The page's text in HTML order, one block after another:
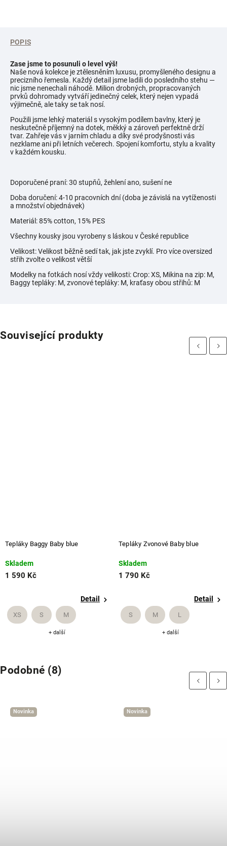
POPIS
Zase jsme to posunuli o level výš!
Naše nová kolekce je ztělesněním luxusu, promyšleného designu a
precizního řemesla. Každý detail jsme ladili do posledního stehu —
nic jsme nenechali náhodě. Milion drobných, propracovaných
prvků dohromady vytváří jedinečný celek, který nejen vypadá
výjimečně, ale taky se tak nosí.
Použili jsme lehký materiál s vysokým podílem bavlny, který je
neskutečně příjemný na dotek, měkký a zároveň perfektně drží
tvar. Zahřeje vás v jarním chladu a díky své prodyšnosti vás
nezklame ani při letních večerech. Spojení komfortu, stylu a kvality
v každém kousku.
Doporučené praní: 30 stupňů, žehlení ano, sušení ne
Doba doručení: 4-10 pracovních dní (doba je závislá na vytíženosti
a množství objednávek)
Materiál: 85% cotton, 15% PES
Všechny kousky jsou vyrobeny s láskou v České republice
Velikost: Velikost běžně sedí tak, jak jste zvyklí. Pro více oversized
střih zvolte o velikost větší
Modelky na fotkách nosí vždy velikosti:Crop: XS, Mikina na zip: M,
Baggy tepláky: M, zvonové tepláky: M, kraťasy obou střihů: M
Související produkty
Previous
Tepláky Baggy Baby blue
Skladem
1 590 Kč
Detail
XS S M
+ další
Tepláky Zvonové Baby blue
Skladem
1 790 Kč
Detail
S M L
+ další
Next
Podobné (8)
Previous
Novinka Novinka
Next